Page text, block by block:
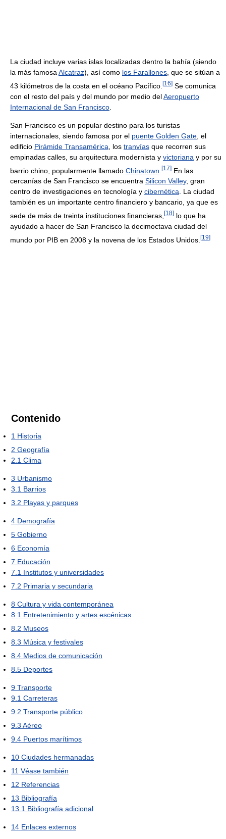
La ciudad incluye varias islas localizadas dentro la bahía (siendo
la más famosa Alcatraz), así como los Farallones , que se sitúan a
43 kilómetros de la costa en el océano Pacífico. [16] Se comunica
con el resto del país y del mundo por medio delAeropuerto
Internacional de San Francisco
San Francisco es un popular destino para los turistas
internacionales, siendo famosa por el puente Golden Gate , el
edificio Pirámide Transamérica , los tranvías que recorren sus
empinadas calles, su arquitectura modernista y victoriana y por su
barrio chino, popularmente llamado Chinatown [17] En las
cercanías de San Francisco se encuentra Silicon Valley, gran
centro de investigaciones en tecnología y cibernética. La ciudad
también es un importante centro financiero y bancario, ya que es
sede de más de treinta instituciones financieras, [18] lo que ha
ayudado a hacer de San Francisco la decimoctava ciudad del
mundo por PIB en 2008 y la novena de los Estados Unidos. [19]
Contenido
1 Historia
2 Geografía
2.1 Clima
3 Urbanismo
3.1 Barrios
3.2 Playas y parques
4 Demografía
5 Gobierno
6 Economía
7 Educación
7.1 Institutos y universidades
7.2 Primaria y secundaria
8 Cultura y vida contemporánea
8.1 Entretenimiento y artes escénicas
8.2 Museos
8.3 Música y festivales
8.4 Medios de comunicación
8.5 Deportes
9 Transporte
9.1 Carreteras
9.2 Transporte público
9.3 Aéreo
9.4 Puertos marítimos
10 Ciudades hermanadas
11 Véase también
12 Referencias
13 Bibliografía
13.1 Bibliografía adicional
14 Enlaces externos